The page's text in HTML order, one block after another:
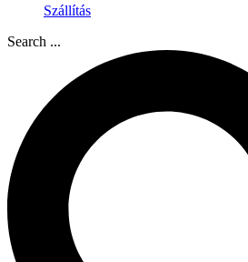
Szállítás
Search ...